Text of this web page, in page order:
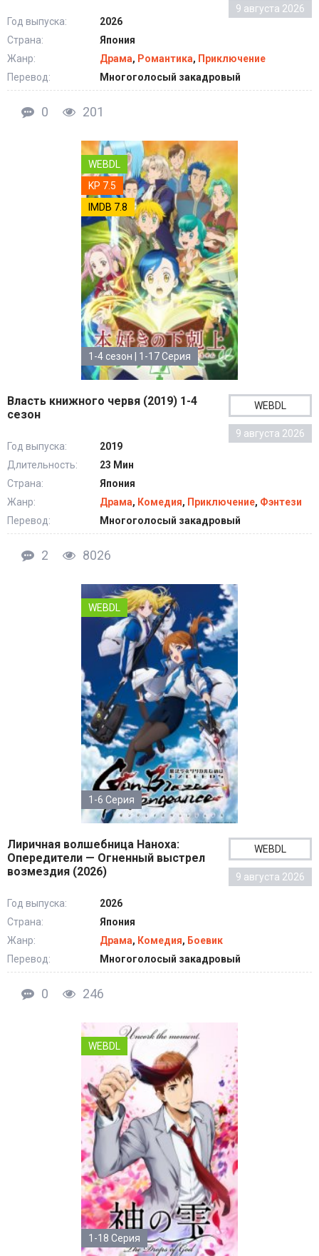
9 августа 2026
Год выпуска:
2026
Страна:
Япония
Жанр:
Драма, Романтика, Приключение
Перевод:
Многоголосый закадровый
0 201
WEBDL
1-4 сезон | 1-17 Серия
KP 7.5
IMDB 7.8
Власть книжного червя (2019) 1-4
сезон
WEBDL
9 августа 2026
Год выпуска:
2019
Длительность:
23 Мин
Страна:
Япония
Жанр:
Драма, Комедия, Приключение, Фэнтези
Перевод:
Многоголосый закадровый
2 8026
WEBDL
1-6 Серия
Лиричная волшебница Наноха:
Опередители — Огненный выстрел
возмездия (2026)
WEBDL
9 августа 2026
Год выпуска:
2026
Страна:
Япония
Жанр:
Драма, Комедия, Боевик
Перевод:
Многоголосый закадровый
0 246
WEBDL
1-18 Серия